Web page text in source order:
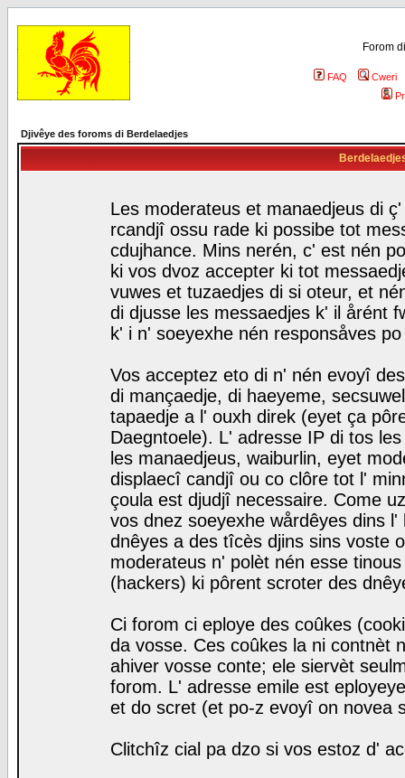
Forom
FAQ
Cweri
Djivêye des foroms di Berdelaedjes
Les moderateus et manaedjeus di
rcandjî ossu rade ki possibe tot
cdujhance. Mins nerén, c' est nén
ki vos dvoz accepter ki tot
vuwes et tuzaedjes di si oteur, et
di djusse les messaedjes k' il årént
k' i n' soeyexhe nén responsåves
Vos acceptez eto di n' nén evoyî
di mançaedje, di haeyeme,
tapaedje a l' ouxh direk (eyet ça
Daegntoele). L' adresse IP di tos
les manaedjeus, waiburlin, eyet
displaecî candjî ou co clôre tot l'
çoula est djudjî necessaire. Come
vos dnez soeyexhe wårdêyes dins
dnêyes a des tîcès djins sins voste
moderateus n' polèt nén esse
(hackers) ki pôrent scroter des
Ci forom ci eploye des coûkes
da vosse. Ces coûkes la ni contnèt
ahiver vosse conte; ele siervèt
forom. L' adresse emile est
et do scret (et po-z evoyî on novea
Clitchîz cial pa dzo si vos estoz d'